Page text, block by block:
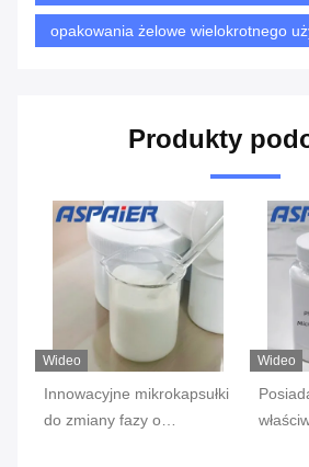
opakowania żelowe wielokrotnego
Produkty
Wideo
Innowacyjne mikrokapsułki
do zmiany fazy o
Wideo